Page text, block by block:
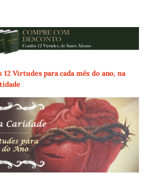
12 Virtudes para cada mês do ano, na